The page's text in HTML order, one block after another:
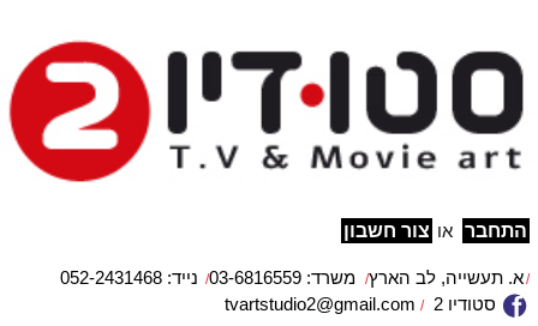
מפת האתר
הצהרת נגישות
צור קשר
עבור לתוכן
studio2
התחבר או צור חשבון
א. תעשייה, לב הארץ משרד: 03-6816559
נייד: 052-2431468
tvartstudio2@gmail.com